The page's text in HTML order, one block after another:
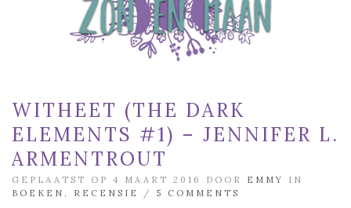
WITHEET (THE DARK
ELEMENTS #1) – JENNIFER L.
ARMENTROUT
GEPLAATST OP 4 MAART 2016 DOOR EMMY
IN
BOEKEN
RECENSIE / 5 COMMENTS